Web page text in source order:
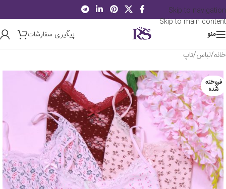
Skip to navigation
Skip to main content
منو
پیگیری سفارشات
خانه/لباس/تاپ
فروخته
شده